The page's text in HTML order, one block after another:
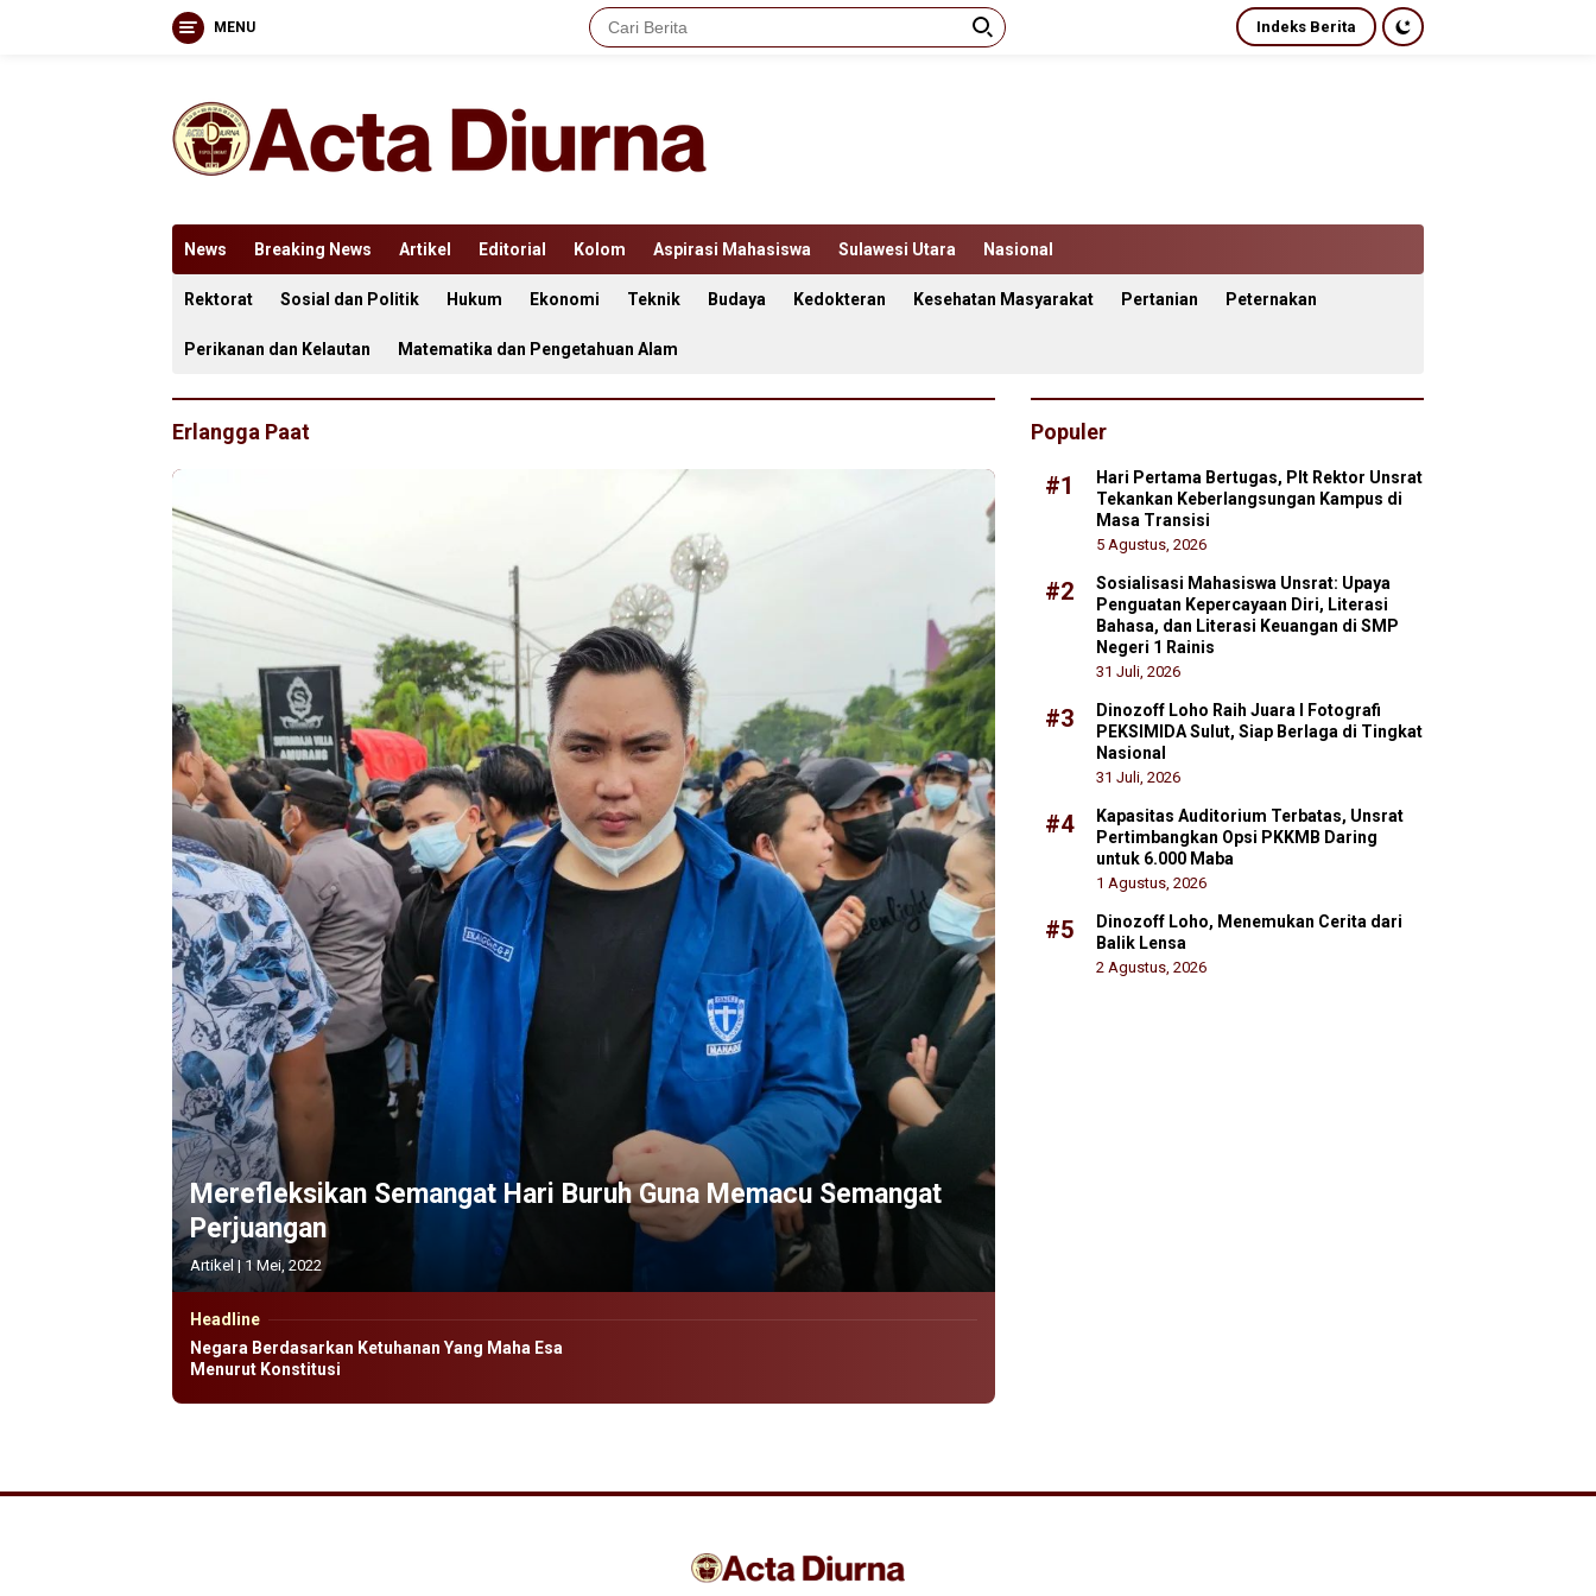
MENU Indeks Berita
News Breaking News Artikel Editorial Kolom Aspirasi Mahasiswa Sulawesi Utara Nasional
Rektorat Sosial dan Politik Hukum Ekonomi Teknik Budaya Kedokteran Kesehatan Masyarakat Pertanian Peternakan
Perikanan dan Kelautan Matematika dan Pengetahuan Alam
Erlangga Paat
Merefleksikan Semangat Hari Buruh Guna Memacu Semangat
Perjuangan
Artikel |1 Mei, 2022
Headline
Negara Berdasarkan Ketuhanan Yang Maha Esa
Menurut Konstitusi
Populer
#1
Hari Pertama Bertugas, Plt Rektor Unsrat
Tekankan Keberlangsungan Kampus di
Masa Transisi
5 Agustus, 2026
#2
Sosialisasi Mahasiswa Unsrat: Upaya
Penguatan Kepercayaan Diri, Literasi
Bahasa, dan Literasi Keuangan di SMP
Negeri 1 Rainis
31 Juli, 2026
#3
Dinozoff Loho Raih Juara I Fotografi
PEKSIMIDA Sulut, Siap Berlaga di Tingkat
Nasional
31 Juli, 2026
#4
Kapasitas Auditorium Terbatas, Unsrat
Pertimbangkan Opsi PKKMB Daring
untuk 6.000 Maba
1 Agustus, 2026
#5
Dinozoff Loho, Menemukan Cerita dari
Balik Lensa
2 Agustus, 2026